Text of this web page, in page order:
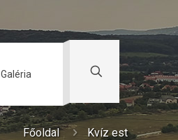
Galéria
Főoldal Kvíz est